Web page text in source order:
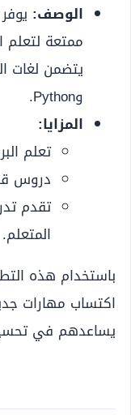
الوصف:
ممتعة لتعلم
وPython.
المزايا:
تعلم
دروس
تقدم
المتعلم.
باستخدام هذه
اكتساب مهارات
يساعدهم في